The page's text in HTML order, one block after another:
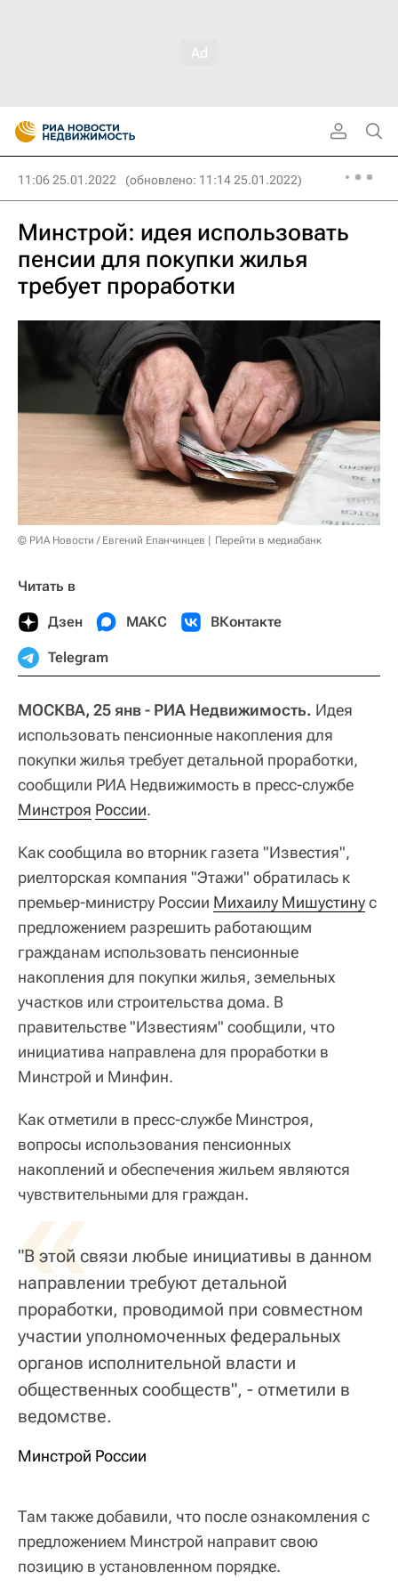
11:06 25.01.2022 (обновлено: 11:14 25.01.2022)
Минстрой: идея использовать
пенсии для покупки жилья
требует проработки
© РИА Новости / Евгений Епанчинцев Перейти в медиабанк
Читать в
Дзен МАКС ВКонтакте
Telegram
МОСКВА, 25 янв - РИА Недвижимость. Идея
использовать пенсионные накопления для
покупки жилья требует детальной проработки,
сообщили РИА Недвижимость в пресс-службе
Минстроя России.
Как сообщила во вторник газета "Известия",
риелторская компания "Этажи" обратилась к
премьер-министру России Михаилу Мишустинус
предложением разрешить работающим
гражданам использовать пенсионные
накопления для покупки жилья, земельных
участков или строительства дома. В
правительстве "Известиям" сообщили, что
инициатива направлена для проработки в
Минстрой и Минфин.
Как отметили в пресс-службе Минстроя,
вопросы использования пенсионных
накоплений и обеспечения жильем являются
чувствительными для граждан.
«
"В этой связи любые инициативы в данном
направлении требуют детальной
проработки, проводимой при совместном
участии уполномоченных федеральных
органов исполнительной власти и
общественных сообществ", - отметили в
ведомстве.
Минстрой России
Там также добавили, что после ознакомления с
предложением Минстрой направит свою
позицию в установленном порядке.